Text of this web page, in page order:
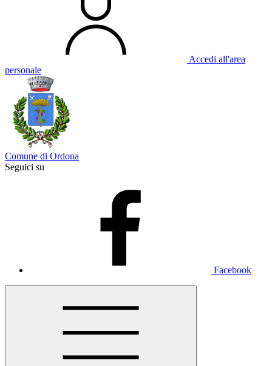
Accedi all'area
personale
Comune di Ordona
Seguici su
Facebook